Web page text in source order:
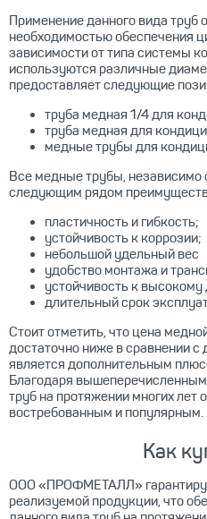
Применение данного вида труб
необходимостью обеспечения
зависимости от типа системы
используются различные
предоставляет следующие
труба медная 1/4 для
труба медная для
медные трубы для
Все медные трубы, независимо
следующим рядом
пластичность и гибкость;
устойчивость к коррозии;
небольшой удельный вес
удобство монтажа и
устойчивость к
длительный срок
Стоит отметить, что цена
достаточно ниже в сравнении с
является дополнительным
Благодаря
труб на протяжении многих лет
востребованным и популярным.
Как
ООО «ПРОФМЕТАЛЛ»
реализуемой продукции, что